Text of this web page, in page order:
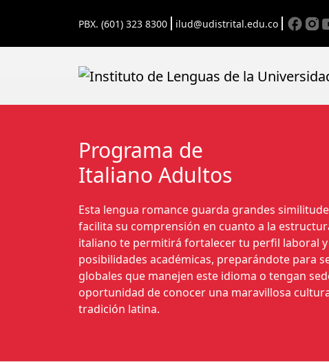
PBX. (601) 323 8300 ilud@udistrital.edu.co
Programa de
Italiano Adultos
Esta lengua romance guarda grandes
facilita su comprensión en cuanto a la
italiano te permitirá fortalecer tu perfil laboral
posibilidades académicas, preparándote para
globales que manejen este idioma o tengan
oportunidad de conocer una maravillosa
tradición latina.